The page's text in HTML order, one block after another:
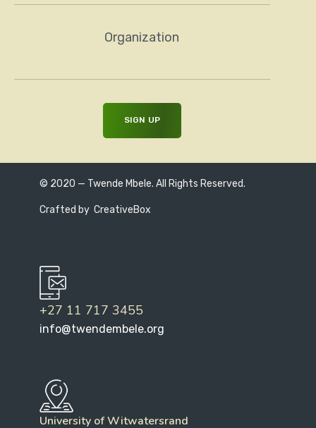
Organization
© 2020 — Twende Mbele. All Rights Reserved.
Crafted by CreativeBox
+27 11 717 3455
info@twendembele.org
University of Witwatersrand